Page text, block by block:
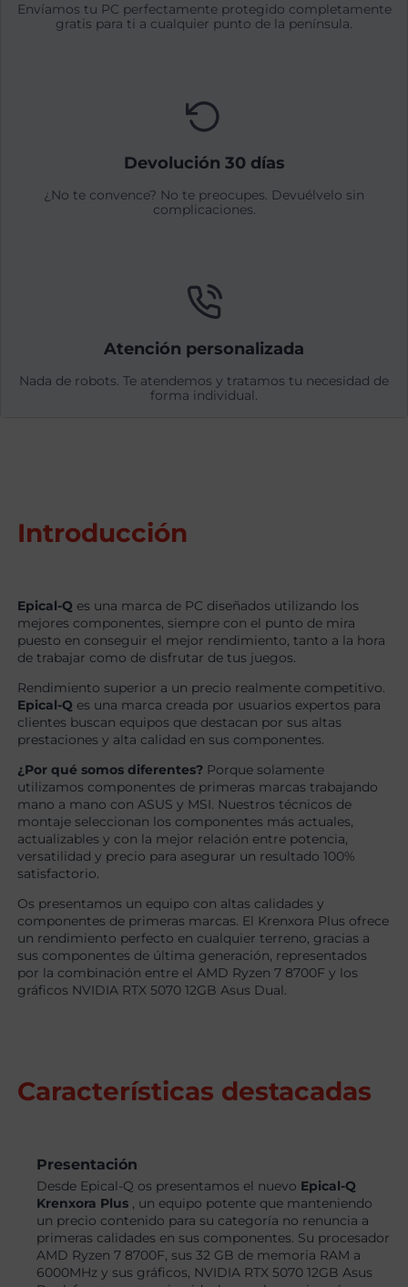
Envíamos tu PC perfectamente protegido completamente
gratis para ti a cualquier punto de la península.
Devolución 30 días
¿No te convence? No te preocupes. Devuélvelo sin
complicaciones.
Atención personalizada
Nada de robots. Te atendemos y tratamos tu necesidad de
forma individual.
Introducción
Epical-Q es una marca de PC diseñados utilizando los
mejores componentes, siempre con el punto de mira
puesto en conseguir el mejor rendimiento, tanto a la hora
de trabajar como de disfrutar de tus juegos.
Rendimiento superior a un precio realmente competitivo.
Epical-Q es una marca creada por usuarios expertos para
clientes buscan equipos que destacan por sus altas
prestaciones y alta calidad en sus componentes.
¿Por qué somos diferentes? Porque solamente
utilizamos componentes de primeras marcas trabajando
mano a mano con ASUS y MSI. Nuestros técnicos de
montaje seleccionan los componentes más actuales,
actualizables y con la mejor relación entre potencia,
versatilidad y precio para asegurar un resultado 100%
satisfactorio.
Os presentamos un equipo con altas calidades y
componentes de primeras marcas. El Krenxora Plus ofrece
un rendimiento perfecto en cualquier terreno, gracias a
sus componentes de última generación, representados
por la combinación entre el AMD Ryzen 7 8700F y los
gráficos NVIDIA RTX 5070 12GB Asus Dual.
Características destacadas
Presentación
Desde Epical-Q os presentamos el nuevo Epical-Q
Krenxora Plus , un equipo potente que manteniendo
un precio contenido para su categoría no renuncia a
primeras calidades en sus componentes. Su procesador
AMD Ryzen 7 8700F, sus 32 GB de memoria RAM a
6000MHz y sus gráficos, NVIDIA RTX 5070 12GB Asus